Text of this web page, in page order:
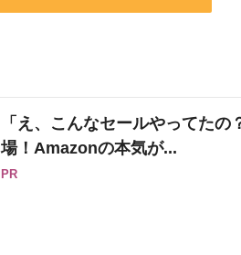
「え、こんなセールやってた
場！Amazonの本気が...
PR